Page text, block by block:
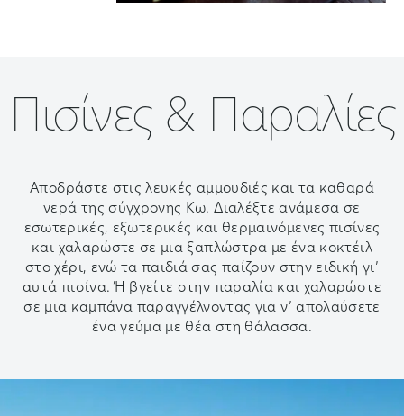
Πισίνες & Παραλίες
Αποδράστε στις λευκές αμμουδιές και τα καθαρά
νερά της σύγχρονης Κω. Διαλέξτε ανάμεσα σε
εσωτερικές, εξωτερικές και θερμαινόμενες πισίνες
και χαλαρώστε σε μια ξαπλώστρα με ένα κοκτέιλ
στο χέρι, ενώ τα παιδιά σας παίζουν στην ειδική γι’
αυτά πισίνα. Ή βγείτε στην παραλία και χαλαρώστε
σε μια καμπάνα παραγγέλνοντας για ν’ απολαύσετε
ένα γεύμα με θέα στη θάλασσα.